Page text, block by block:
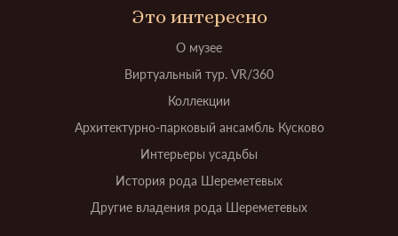
Это интересно
О музее
Виртуальный тур. VR/360
Коллекции
Архитектурно-парковый ансамбль Кусково
Интерьеры усадьбы
История рода Шереметевых
Другие владения рода Шереметевых